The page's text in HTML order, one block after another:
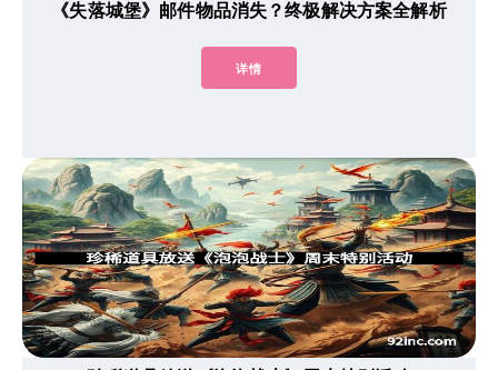
《失落城堡》邮件物品消失？终极解决方案全解析
详情